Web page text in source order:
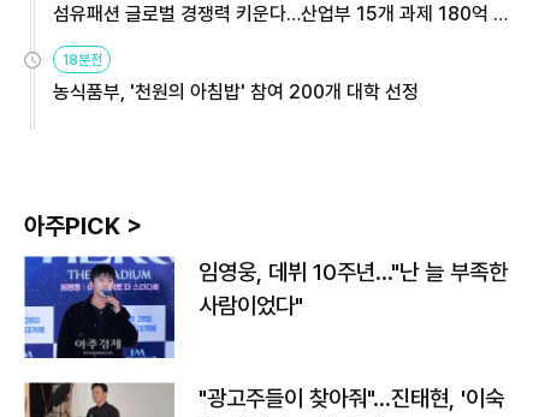
섬유패션 글로벌 경쟁력 키운다…산업부 15개 과제 180억 지
원
18분전
농식품부, '천원의 아침밥' 참여 200개 대학 선정
아주PICK >
임영웅, 데뷔 10주년…"난 늘 부족한
사람이었다"
"광고주들이 찾아줘"…진태현, '이숙